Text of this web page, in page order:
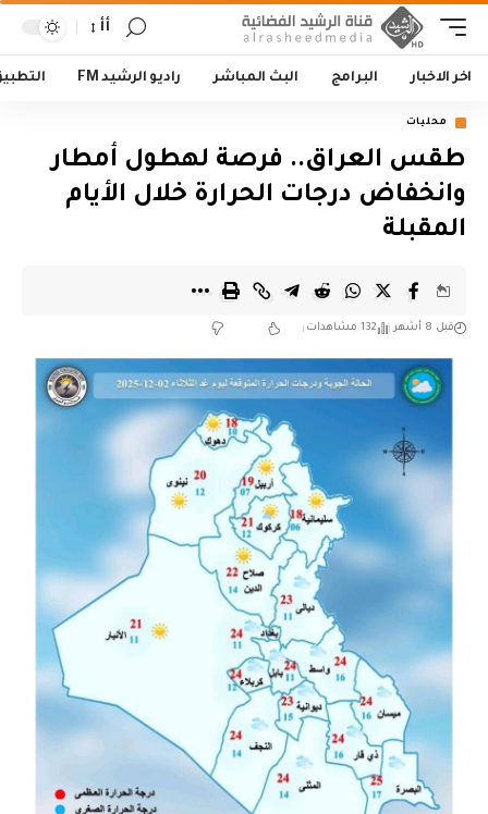
أأ
اخر الاخبار البرامج البث المباشر راديو الرشيد FM
محليات
طقس العراق.. فرصة لهطول أمطار
وانخفاض درجات الحرارة خلال الأيام
المقبلة
قبل 8 أشهر 132 مشاهدات